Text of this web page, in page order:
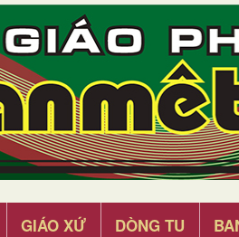
GIÁO XỨ DÒNG TU